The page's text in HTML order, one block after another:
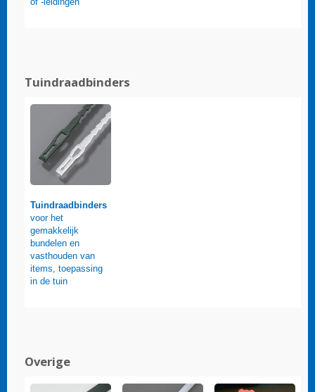
Tuindraadbinders
Tuindraadbinders
voor het
gemakkelijk
bundelen en
vasthouden van
items, toepassing
in de tuin
Overige